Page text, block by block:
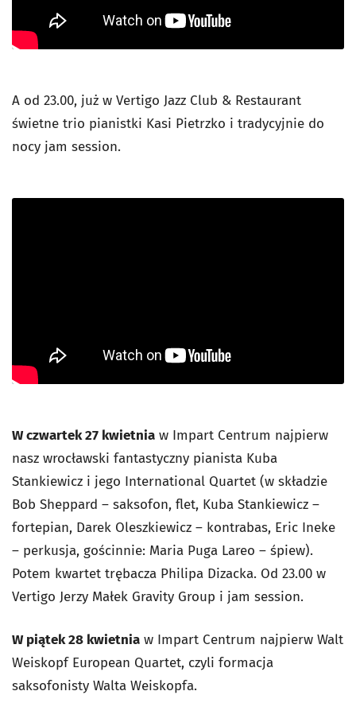
A od 23.00, już w Vertigo Jazz Club & Restaurant
świetne trio pianistki Kasi Pietrzko i tradycyjnie do
nocy jam session.
W czwartek 27 kwietnia w Impart Centrum najpierw
nasz wrocławski fantastyczny pianista Kuba
Stankiewicz i jego International Quartet (w składzie
Bob Sheppard – saksofon, flet, Kuba Stankiewicz –
fortepian, Darek Oleszkiewicz – kontrabas, Eric Ineke
– perkusja, gościnnie: Maria Puga Lareo – śpiew).
Potem kwartet trębacza Philipa Dizacka. Od 23.00 w
Vertigo Jerzy Małek Gravity Group i jam session.
W piątek 28 kwietnia w Impart Centrum najpierw Walt
Weiskopf European Quartet, czyli formacja
saksofonisty Walta Weiskopfa.